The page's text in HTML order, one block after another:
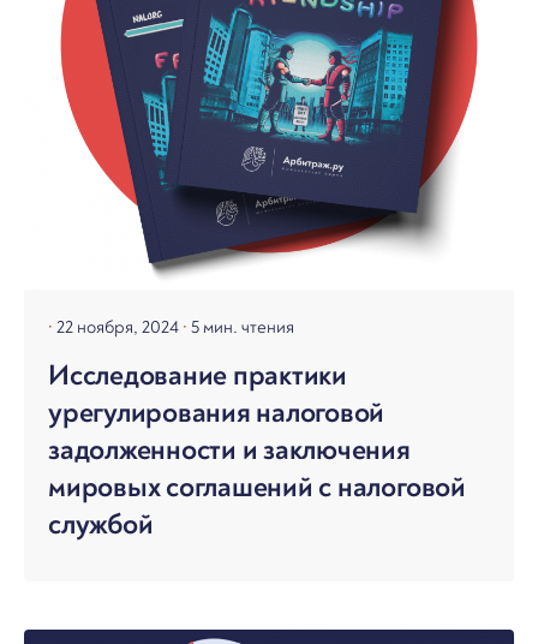
22 ноября, 2024 5 мин. чтения
Исследование практики
урегулирования налоговой
задолженности и заключения
мировых соглашений с налоговой
службой